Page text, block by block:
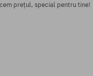
prețul, special pentru tine!